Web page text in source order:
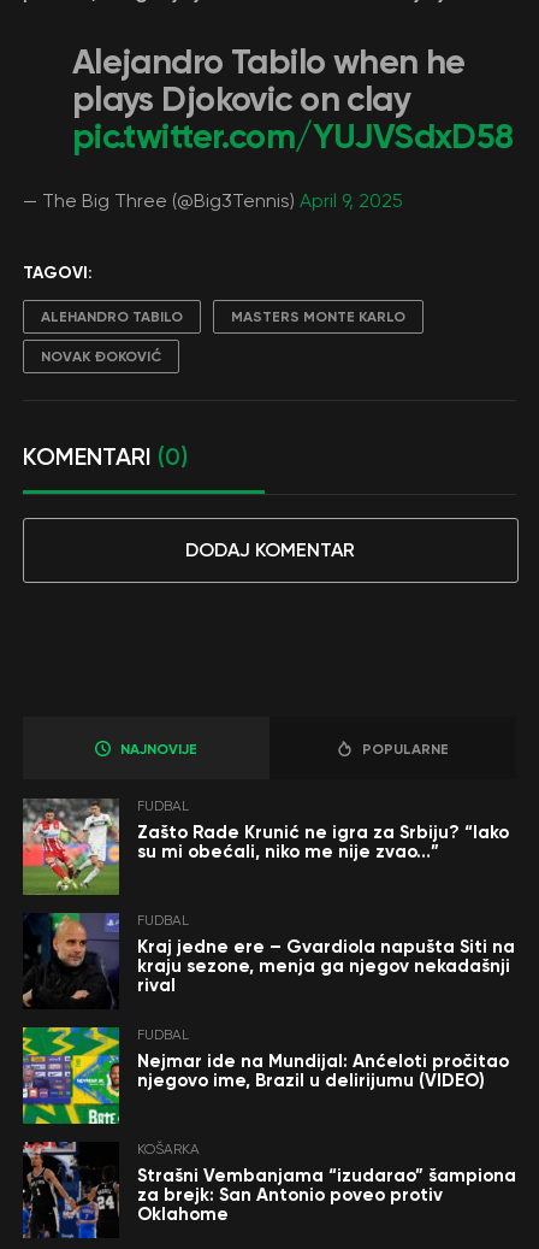
Alejandro Tabilo when he
plays Djokovic on clay
pic.twitter.com/YUJVSdxD58
— The Big Three (@Big3Tennis) April 9, 2025
TAGOVI:
ALEHANDRO TABILO MASTERS MONTE KARLO
NOVAK ĐOKOVIĆ
KOMENTARI (0)
DODAJ KOMENTAR
NAJNOVIJE POPULARNE
FUDBAL
Zašto Rade Krunić ne igra za Srbiju? “Iako
su mi obećali, niko me nije zvao…”
FUDBAL
Kraj jedne ere – Gvardiola napušta Siti na
kraju sezone, menja ga njegov nekadašnji
rival
FUDBAL
Nejmar ide na Mundijal: Anćeloti pročitao
njegovo ime, Brazil u delirijumu (VIDEO)
KOŠARKA
Strašni Vembanjama “izudarao” šampiona
za brejk: San Antonio poveo protiv
Oklahome